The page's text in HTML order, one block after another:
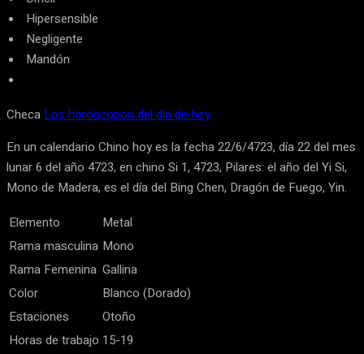
Hipersensible
Negligente
Mandón
Checa Los horóscopos del día de hoy
En un calendario Chino hoy es la fecha 22/6/4723, día 22 del mes
lunar 6 del año 4723, en chino Si 1, 4723, Pilares: el año del Yi Si,
Mono de Madera, es el día del Bing Chen, Dragón de Fuego, Yin.
Elemento
Metal
Rama masculina Mono
Rama Femenina Gallina
Color
Blanco (Dorado)
Estaciones
Otoño
Horas de trabajo 15-19